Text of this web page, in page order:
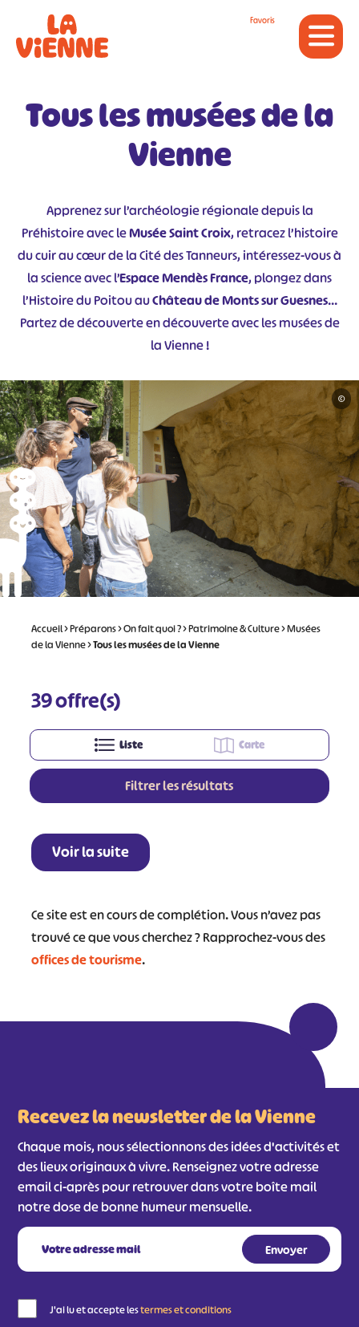
Favoris
Tous les musées de la
Vienne
Apprenez sur l’archéologie régionale depuis la
Préhistoire avec leMusée Saint Croix, retracez l’histoire
du cuir au cœur de la Cité des Tanneurs, intéressez-vous à
la science avec l’Espace Mendès France, plongez dans
l’Histoire du Poitou auChâteau de Monts sur Guesnes…
Partez de découverte en découverte avec les musées de
la Vienne !
©
Accueil>Préparons>On fait quoi ?>Patrimoine & Culture>Musées
de la Vienne>Tous les musées de la Vienne
39offre(s)
Liste Carte
Filtrer les résultats
Voir la suite
Ce site est en cours de complétion. Vous n’avez pas
trouvé ce que vous cherchez ? Rapprochez-vous des
offices de tourisme.
Recevez la newsletter de la Vienne
Chaque mois, nous sélectionnons des idées d'activités et
des lieux originaux à vivre. Renseignez votre adresse
email ci-après pour retrouver dans votre boîte mail
notre dose de bonne humeur mensuelle.
J'ai lu et accepte lestermes et conditions